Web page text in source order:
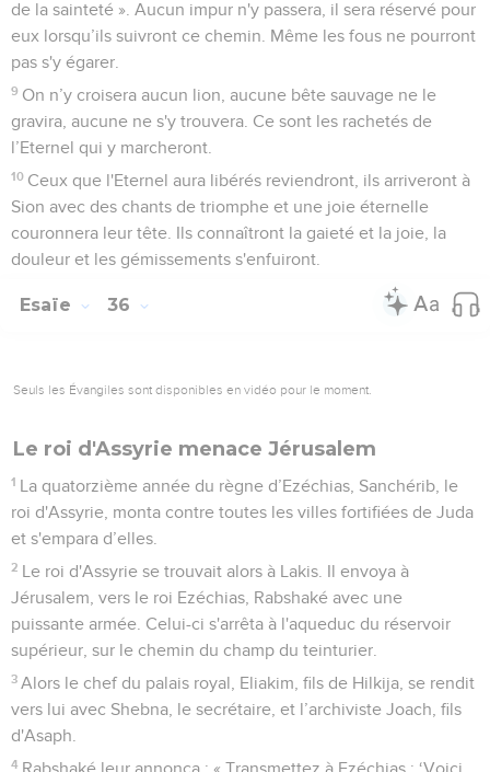
de la sainteté ». Aucun impur n'y passera, il sera réservé pour
eux lorsqu’ils suivront ce chemin. Même les fous ne pourront
pas s'y égarer.
9 On n’y croisera aucun lion, aucune bête sauvage ne le
gravira, aucune ne s'y trouvera. Ce sont les rachetés de
l’Eternel qui y marcheront.
10 Ceux que l'Eternel aura libérés reviendront, ils arriveront à
Sion avec des chants de triomphe et une joie éternelle
couronnera leur tête. Ils connaîtront la gaieté et la joie, la
douleur et les gémissements s'enfuiront.
Esaïe 36
Seuls les Évangiles sont disponibles en vidéo pour le moment.
Le roi d'Assyrie menace Jérusalem
1 La quatorzième année du règne d’Ezéchias, Sanchérib, le
roi d'Assyrie, monta contre toutes les villes fortifiées de Juda
et s'empara d’elles.
2 Le roi d'Assyrie se trouvait alors à Lakis. Il envoya à
Jérusalem, vers le roi Ezéchias, Rabshaké avec une
puissante armée. Celui-ci s'arrêta à l'aqueduc du réservoir
supérieur, sur le chemin du champ du teinturier.
3 Alors le chef du palais royal, Eliakim, fils de Hilkija, se rendit
vers lui avec Shebna, le secrétaire, et l’archiviste Joach, fils
d'Asaph.
4 Rabshaké leur annonça : « Transmettez à Ezéchias : ‘Voici